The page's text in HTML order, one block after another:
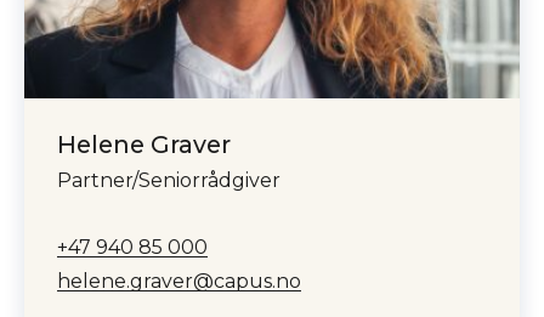
Helene Graver
Partner/Seniorrådgiver
+47 940 85 000
helene.graver@capus.no